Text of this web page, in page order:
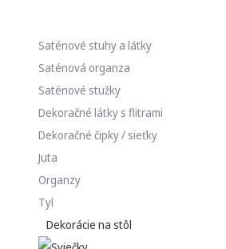
Saténové stuhy a látky
Saténová organza
Saténové stužky
Dekoračné látky s flitrami
Dekoračné čipky / sieťky
Juta
Organzy
Tyl
Dekorácie na stôl